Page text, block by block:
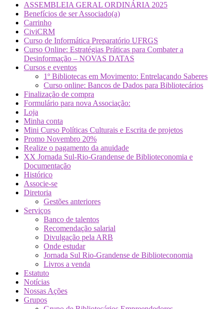
ASSEMBLEIA GERAL ORDINÁRIA 2025
Benefícios de ser Associado(a)
Carrinho
CiviCRM
Curso de Informática Preparatório UFRGS
Curso Online: Estratégias Práticas para Combater a
Desinformação – NOVAS DATAS
Cursos e eventos
1º Bibliotecas em Movimento: Entrelaçando Saberes
Curso online: Bancos de Dados para Bibliotecários
Finalização de compra
Formulário para nova Associação:
Loja
Minha conta
Mini Curso Políticas Culturais e Escrita de projetos
Promo Novembro 20%
Realize o pagamento da anuidade
XX Jornada Sul-Rio-Grandense de Biblioteconomia e
Documentação
Histórico
Associe-se
Diretoria
Gestões anteriores
Serviços
Banco de talentos
Recomendação salarial
Divulgação pela ARB
Onde estudar
Jornada Sul Rio-Grandense de Biblioteconomia
Livros a venda
Estatuto
Notícias
Nossas Ações
Grupos